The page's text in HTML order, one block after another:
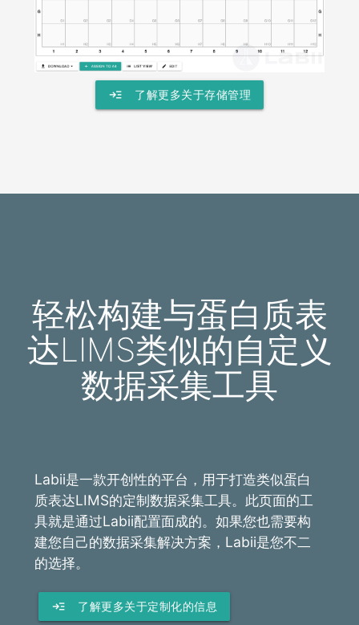
read_more 了解更多关于存储管理
轻松构建与蛋白质表
达LIMS类似的自定义
数据采集工具
Labii是一款开创性的平台，用于打造类似蛋白
质表达LIMS的定制数据采集工具。此页面的工
具就是通过Labii配置面成的。如果您也需要构
建您自己的数据采集解决方案，Labii是您不二
的选择。
read_more 了解更多关于定制化的信息